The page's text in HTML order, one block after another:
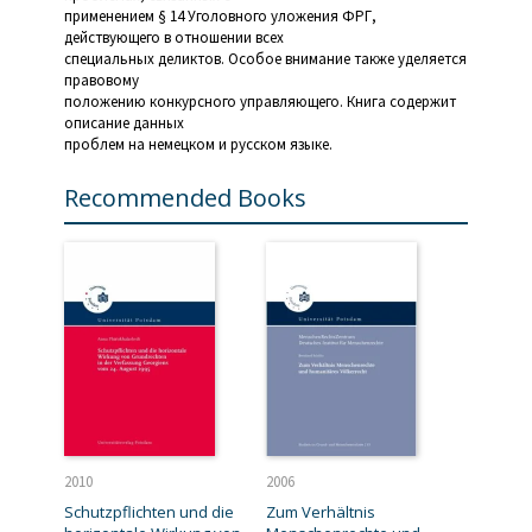
применением § 14 Уголовного уложения ФРГ,
действующего в отношении всех
специальных деликтов. Особое внимание также уделяется
правовому
положению конкурсного управляющего. Книга содержит
описание данных
проблем на немецком и русском языке.
Recommended Books
2010
Schutzpflichten und die
2006
Zum Verhältnis